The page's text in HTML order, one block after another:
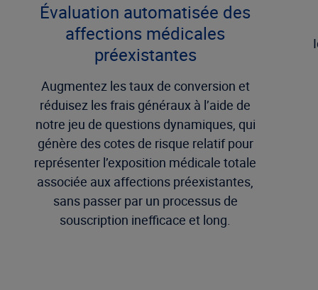
Évaluation automatisée des
affections médicales
préexistantes
Augmentez les taux de conversion et
réduisez les frais généraux à l’aide de
notre jeu de questions dynamiques, qui
génère des cotes de risque relatif pour
représenter l’exposition médicale totale
associée aux affections préexistantes,
sans passer par un processus de
souscription inefficace et long.